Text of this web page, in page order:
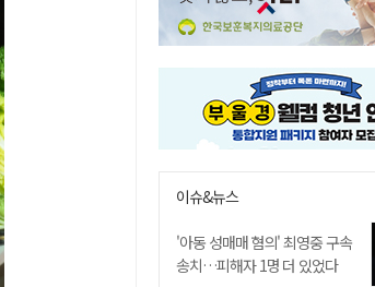
이슈&뉴스
'아동 성매매 혐의' 최영중 구속
송치…피해자 1명 더 있었다